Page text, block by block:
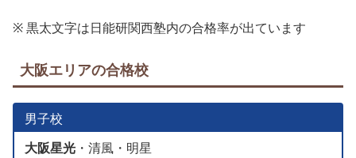
※ 黒太文字は日能研関西塾内の合格率が出ています
大阪エリアの合格校
男子校
大阪星光・清風・明星